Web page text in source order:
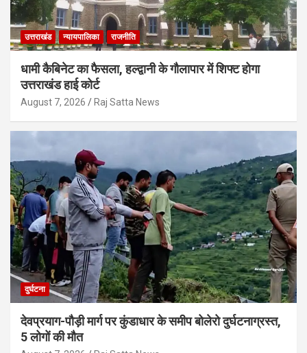
उत्तराखंड न्यायपालिका राजनीति
धामी कैबिनेट का फैसला, हल्द्वानी के गौलापार में शिफ्ट होगा
उत्तराखंड हाई कोर्ट
August 7, 2026 Raj Satta News
दुर्घटना
देवप्रयाग-पौड़ी मार्ग पर कुंडाधार के समीप बोलेरो दुर्घटनाग्रस्त,
5 लोगों की मौत